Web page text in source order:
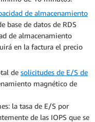
de almacenamiento
base de datos de RDS
de almacenamiento
en la factura el precio
de solicitudes de E/S de
magnético de
la tasa de E/S por
de las IOPS que se